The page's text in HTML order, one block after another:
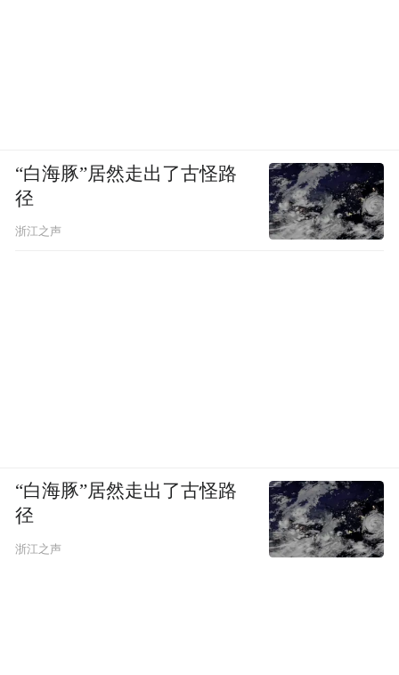
“白海豚”居然走出了古怪路
径
浙江之声
“白海豚”居然走出了古怪路
径
浙江之声